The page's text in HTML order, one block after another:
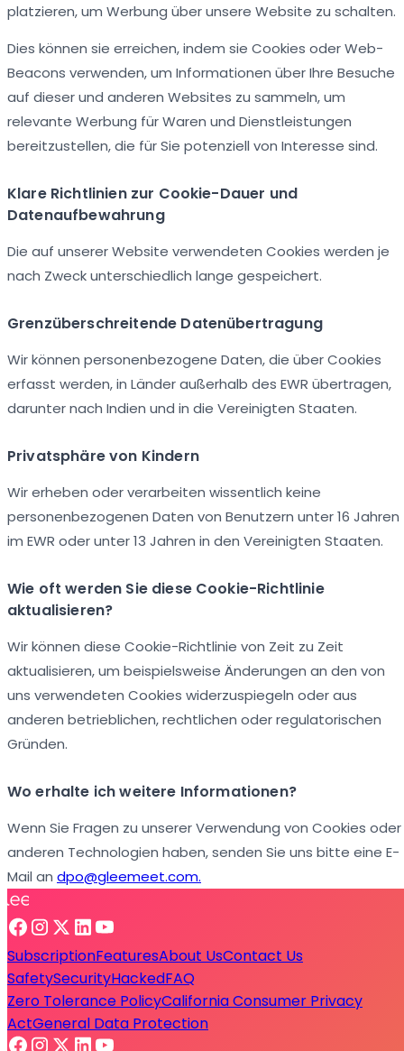
platzieren, um Werbung über unsere Website zu schalten.
Dies können sie erreichen, indem sie Cookies oder Web-
Beacons verwenden, um Informationen über Ihre Besuche
auf dieser und anderen Websites zu sammeln, um
relevante Werbung für Waren und Dienstleistungen
bereitzustellen, die für Sie potenziell von Interesse sind.
Klare Richtlinien zur Cookie-Dauer und
Datenaufbewahrung
Die auf unserer Website verwendeten Cookies werden je
nach Zweck unterschiedlich lange gespeichert.
Grenzüberschreitende Datenübertragung
Wir können personenbezogene Daten, die über Cookies
erfasst werden, in Länder außerhalb des EWR übertragen,
darunter nach Indien und in die Vereinigten Staaten.
Privatsphäre von Kindern
Wir erheben oder verarbeiten wissentlich keine
personenbezogenen Daten von Benutzern unter 16 Jahren
im EWR oder unter 13 Jahren in den Vereinigten Staaten.
Wie oft werden Sie diese Cookie-Richtlinie
aktualisieren?
Wir können diese Cookie-Richtlinie von Zeit zu Zeit
aktualisieren, um beispielsweise Änderungen an den von
uns verwendeten Cookies widerzuspiegeln oder aus
anderen betrieblichen, rechtlichen oder regulatorischen
Gründen.
Wo erhalte ich weitere Informationen?
Wenn Sie Fragen zu unserer Verwendung von Cookies oder
anderen Technologien haben, senden Sie uns bitte eine E-
Mail an dpo@gleemeet.com.
SubscriptionFeaturesAbout UsContact Us
SafetySecurityHackedFAQ
Zero Tolerance PolicyCalifornia Consumer Privacy
ActGeneral Data Protection